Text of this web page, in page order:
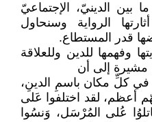
بين الدينيّ، الإجتماعيّ
الرواية وسنحاول
قدر المستطاع.
وفهمها للدين وللعلاقة
مشيرة إلى أن
في كلِّ مكان باسمِ الدينِ،
أعظم، لقد اختلفوا عَلى
عُلى المُرْسَل، وَنسُوا